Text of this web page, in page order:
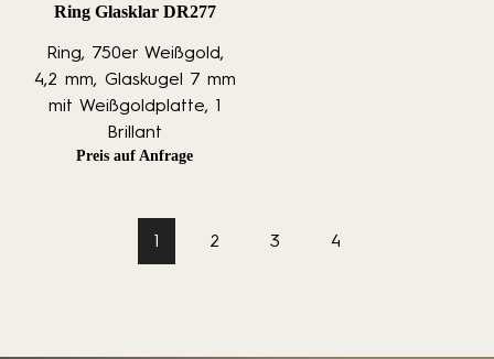
Ring Glasklar DR277
Ring, 750er Weißgold,
4,2 mm, Glaskugel 7 mm
mit Weißgoldplatte, 1
Brillant
Preis auf Anfrage
1 2 3 4